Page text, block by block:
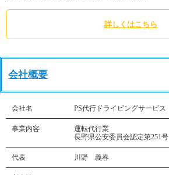
詳しくはこちら
会社概要
会社名 PS代行ドライビングサービス
事業内容
運転代行業
長野県公安委員会認定第251号
代表 川野 義春